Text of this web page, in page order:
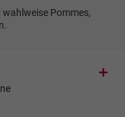
wahlweise Pommes,